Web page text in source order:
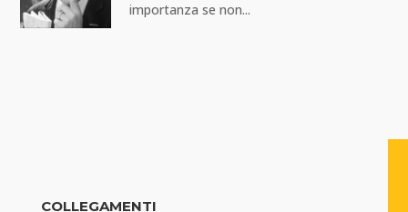
importanza se non...
COLLEGAMENTI